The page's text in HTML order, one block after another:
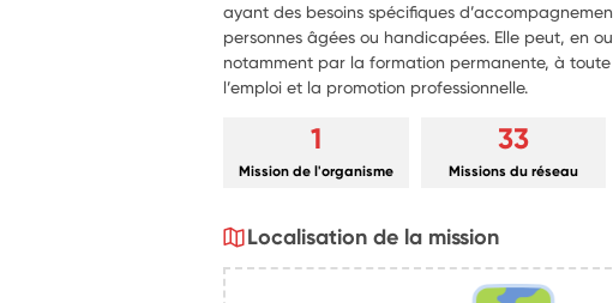
ayant des besoins spécifiques
personnes âgées ou handicapées. Elle peut, en
notamment par la formation permanente, à
l’emploi et la promotion professionnelle.
1
Mission de l'organisme
33
Missions du réseau
Localisation de la mission